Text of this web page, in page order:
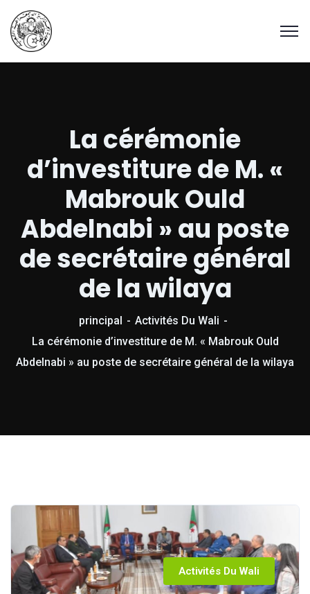
La cérémonie
d’investiture de M. «
Mabrouk Ould
Abdelnabi » au poste
de secrétaire général
de la wilaya
principal
Activités Du Wali
La cérémonie d’investiture de M. « Mabrouk Ould
Abdelnabi » au poste de secrétaire général de la wilaya
Activités Du Wali